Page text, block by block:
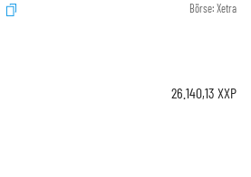
Börse: Xetra
26.140,13 XXP